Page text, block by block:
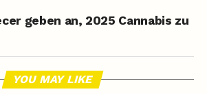
geben an, 2025 Cannabis zu
YOU MAY LIKE